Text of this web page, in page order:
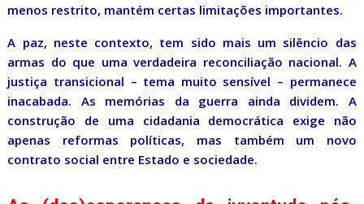
menos restrito, mantém certas limitações importantes.
A paz, neste contexto, tem sido mais um silêncio das
armas do que uma verdadeira reconciliação nacional. A
justiça transicional – tema muito sensível – permanece
inacabada. As memórias da guerra ainda dividem. A
construção de uma cidadania democrática exige não
apenas reformas políticas, mas também um novo
contrato social entre Estado e sociedade.